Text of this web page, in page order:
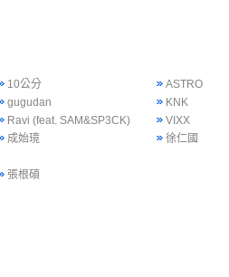
10公分
ASTRO
gugudan
KNK
Ravi (feat. SAM&SP3CK)
VIXX
成始璄
徐仁國
張根碩